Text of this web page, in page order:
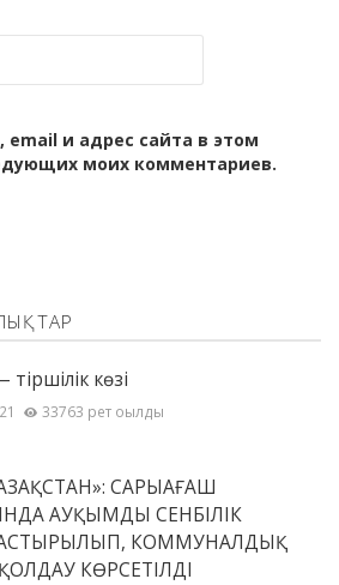
и адрес сайта в этом
моих комментариев.
тіршілік көзі
33763 рет оқылды
САРЫАҒАШ
АУҚЫМДЫ СЕНБІЛІК
КОММУНАЛДЫҚ
КӨРСЕТІЛДІ